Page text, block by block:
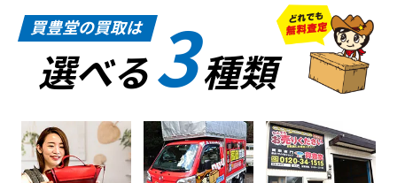
買豊堂の買取は
選べる3種類